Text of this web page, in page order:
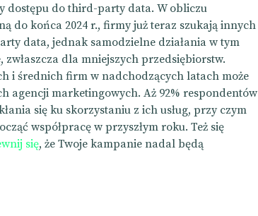
dostępu do third-party data. W obliczu
do końca 2024 r., firmy już teraz szukają innych
data, jednak samodzielne działania w tym
dla mniejszych przedsiębiorstw.
i średnich firm w nadchodzących latach może
agencji marketingowych. Aż 92% respondentów
się ku skorzystaniu z ich usług, przy czym
współpracę w przyszłym roku. Też się
się, że Twoje kampanie nadal będą